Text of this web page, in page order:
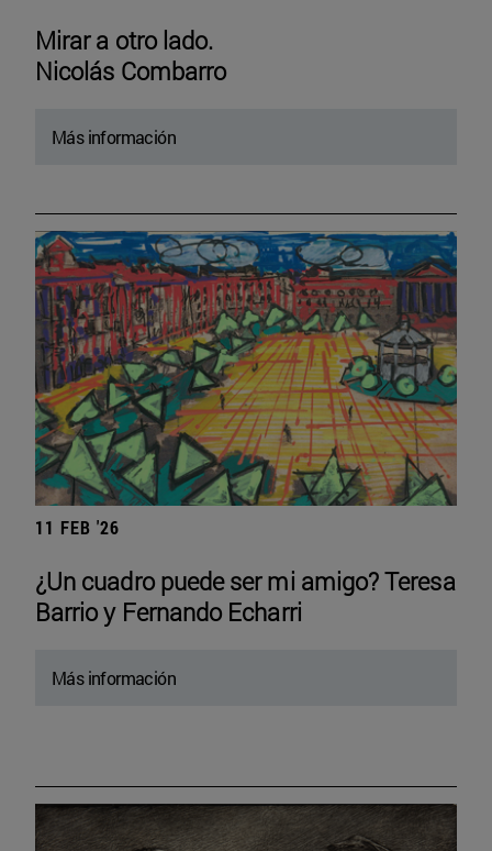
Mirar a otro lado.
Nicolás Combarro
Más información
11 FEB '26
¿Un cuadro puede ser mi amigo? Teresa
Barrio y Fernando Echarri
Más información